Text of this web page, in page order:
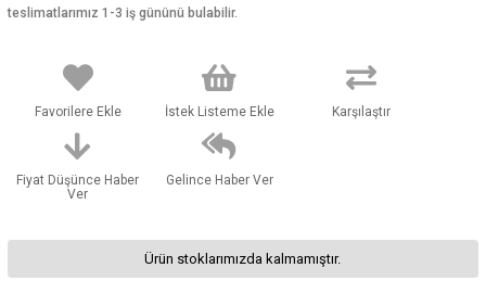
teslimatlarımız 1-3 iş gününü bulabilir.
Favorilere Ekle İstek Listeme Ekle Karşılaştır
Fiyat Düşünce Haber
Ver
Gelince Haber Ver
Ürün stoklarımızda kalmamıştır.